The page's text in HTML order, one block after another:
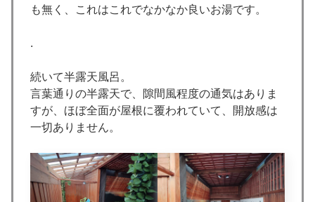
も無く、これはこれでなかなか良いお湯です。
.
続いて半露天風呂。
言葉通りの半露天で、隙間風程度の通気はありま
すが、ほぼ全面が屋根に覆われていて、開放感は
一切ありません。